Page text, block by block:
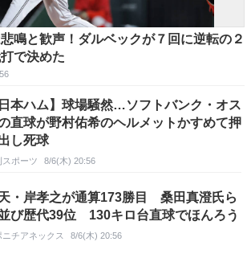
悲鳴と歓声！ダルベックが７回に逆転の２
で決めた
日本ハム】球場騒然…ソフトバンク・オス
直球が野村佑希のヘルメットかすめて押
し死球
スポーツ 8/6(木) 20:56
・岸孝之が通算173勝目 桑田真澄氏ら
び歴代39位 130キロ台直球でほんろう
ニチアネックス 8/6(木) 20:56